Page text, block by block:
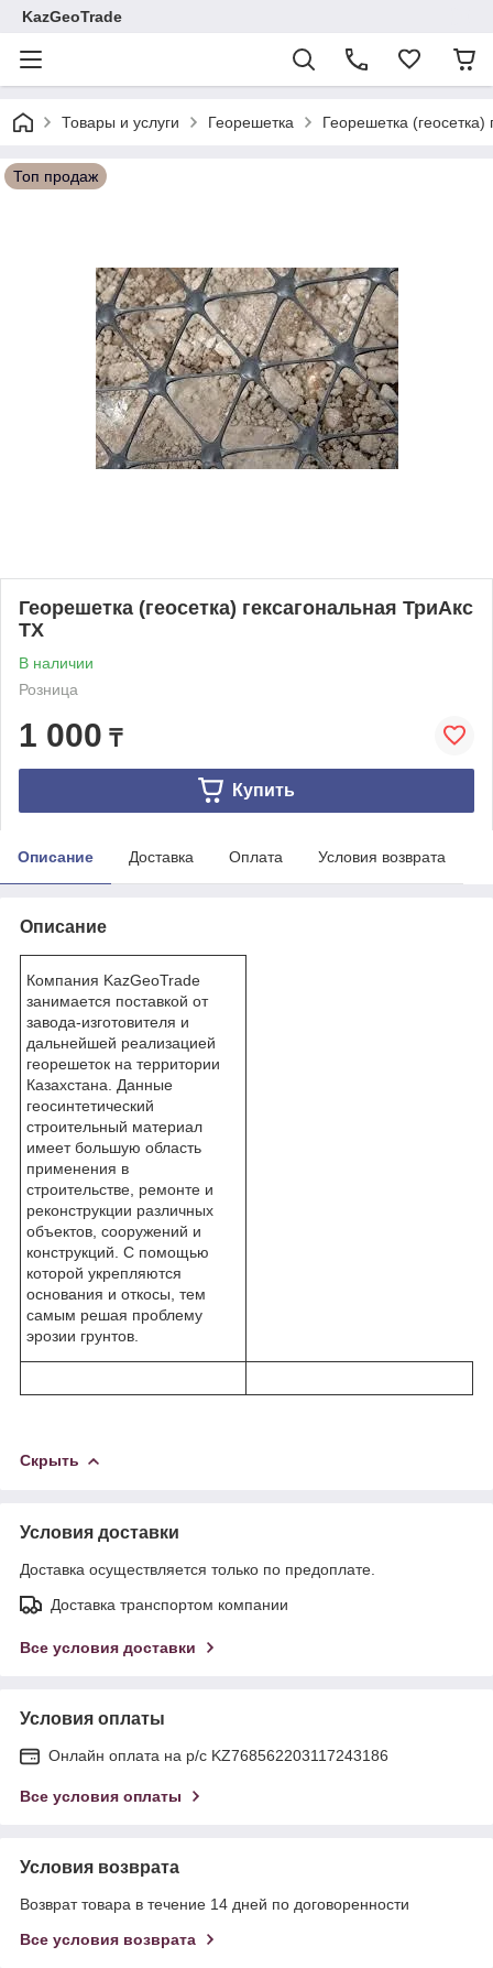
KazGeoTrade
Товары и услуги Георешетка Георешетка (геосетка)
Топ продаж
Георешетка (геосетка) гексагональная ТриАкс
TX
В наличии
Розница
1 000 ₸
Купить
Описание Доставка Оплата Условия возврата
Описание
Компания KazGeoTrade
занимается поставкой от
завода-изготовителя и
дальнейшей реализацией
георешеток на территории
Казахстана. Данные
геосинтетический
строительный материал
имеет большую область
применения в
строительстве, ремонте и
реконструкции различных
объектов, сооружений и
конструкций. С помощью
которой укрепляются
основания и откосы, тем
самым решая проблему
эрозии грунтов.
Скрыть
Условия доставки
Доставка осуществляется только по предоплате.
Доставка транспортом компании
Все условия доставки
Условия оплаты
Онлайн оплата на р/с KZ768562203117243186
Все условия оплаты
Условия возврата
Возврат товара в течение 14 дней по договоренности
Все условия возврата